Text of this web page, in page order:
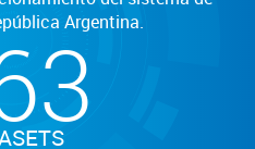
Argentina.